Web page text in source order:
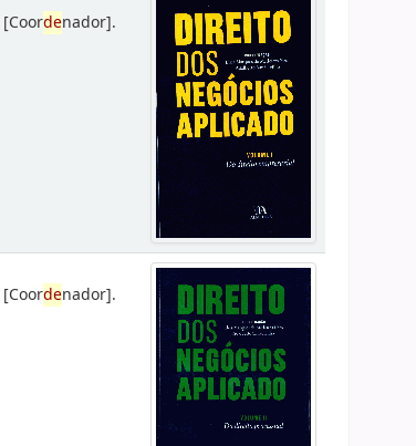
[Coordenador].
[Coordenador].